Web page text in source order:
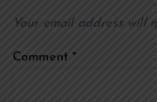
a
v
Your email address will
Comment*